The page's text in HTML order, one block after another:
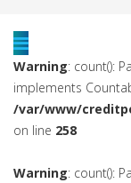
Warning: count():
implements
/var/www/
on line 258
Warning: count():